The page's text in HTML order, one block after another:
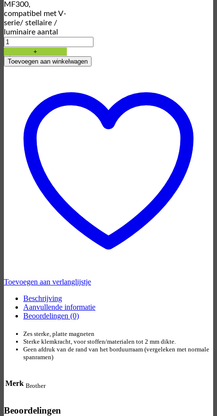
MF300,
compatibel met V-
serie/ stellaire /
luminaire aantal
Toevoegen aan winkelwagen
Toevoegen aan vergelijking
Toevoegen aan verlanglijstje
Beschrijving
Aanvullende informatie
Beoordelingen (0)
Zes sterke, platte magneten
Sterke klemkracht, voor stoffen/materialen tot 2 mm dikte.
Geen afdruk van de rand van het borduurraam (vergeleken met normale
spanramen)
Merk Brother
Beoordelingen